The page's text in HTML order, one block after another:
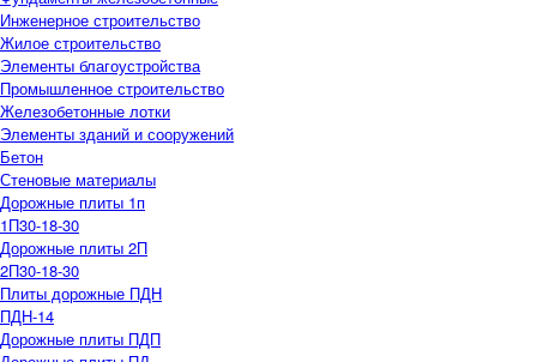
Инженерное строительство
Жилое строительство
Элементы благоустройства
Промышленное строительство
Железобетонные лотки
Элементы зданий и сооружений
Бетон
Стеновые материалы
Дорожные плиты 1п
1П30-18-30
Дорожные плиты 2П
2П30-18-30
Плиты дорожные ПДН
ПДН-14
Дорожные плиты ПДП